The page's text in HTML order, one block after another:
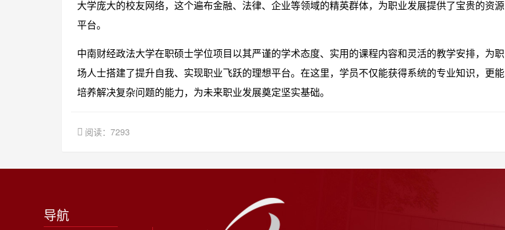
大学庞大的校友网络，这个遍布金融、法律、企业等领域的精英群体，为职业发展提供了宝贵的资源
平台。
中南财经政法大学在职硕士学位项目以其严谨的学术态度、实用的课程内容和灵活的教学安排，为职
场人士搭建了提升自我、实现职业飞跃的理想平台。在这里，学员不仅能获得系统的专业知识，更能
培养解决复杂问题的能力，为未来职业发展奠定坚实基础。
阅读：7293
导航